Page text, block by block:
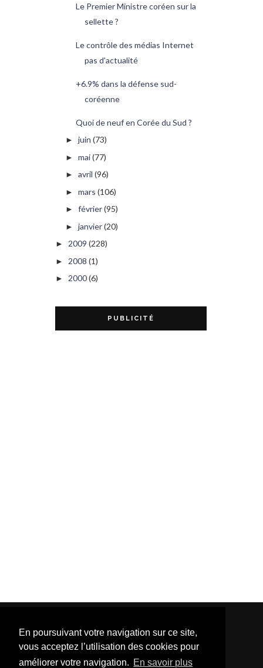
En poursuivant votre navigation sur ce site,
vous acceptez l’utilisation des cookies pour
améliorer votre navigation. En savoir plus
Le Premier Ministre coréen sur la
sellette ?
Le contrôle des médias Internet
pas d'actualité
+6.9% dans la défense sud-
coréenne
Quoi de neuf en Corée du Sud ?
► juin (73)
► mai(77)
► avril (96)
► mars (106)
► février(95)
► janvier(20)
► 2009 (228)
► 2008 (1)
► 2000(6)
PUBLICITÉ
Template Created By :ThemeXpose| Distributed By